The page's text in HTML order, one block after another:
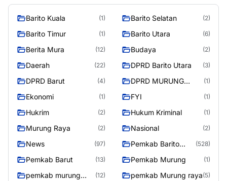
Barito Kuala (1) Barito Selatan (2)
Barito Timur (1) Barito Utara (6)
Berita Mura (12) Budaya (2)
Daerah (22) DPRD Barito Utara (3)
DPRD Barut (4)
DPRD MURUNG
(1)
Ekonomi (1) FYI (1)
Hukrim (2) Hukum Kriminal (1)
Murung Raya (2) Nasional (2)
News (97)
Pemkab Barito
(528)
Pemkab Barut (13) Pemkab Murung (1)
pemkab murung
(12) pemkab Murung raya(5)